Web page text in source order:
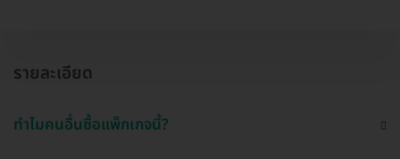
รายละเอียด
ทำไมคนอื่นซื้อแพ็กเกจนี้?